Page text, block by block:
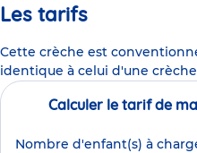
Les tarifs
Cette crèche est
identique à celui d'une
Calculer le tarif de
Nombre d'enfant(s) à